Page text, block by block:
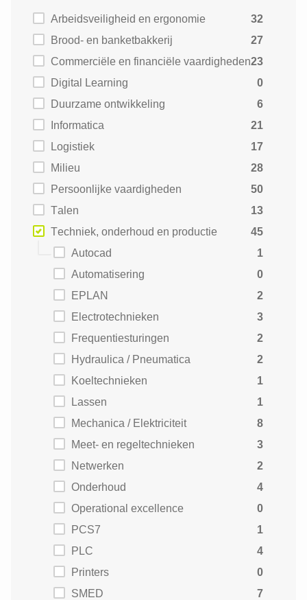
Arbeidsveiligheid en ergonomie
32
Brood- en banketbakkerij
27
Commerciële en financiële vaardigheden23
Digital Learning
0
Duurzame ontwikkeling
6
Informatica
21
Logistiek
17
Milieu
28
Persoonlijke vaardigheden
50
Talen
13
Techniek, onderhoud en productie
45
Autocad
1
Automatisering
0
EPLAN
2
Electrotechnieken
3
Frequentiesturingen
2
Hydraulica / Pneumatica
2
Koeltechnieken
1
Lassen
1
Mechanica / Elektriciteit
8
Meet- en regeltechnieken
3
Netwerken
2
Onderhoud
4
Operational excellence
0
PCS7
1
PLC
4
Printers
0
SMED
7